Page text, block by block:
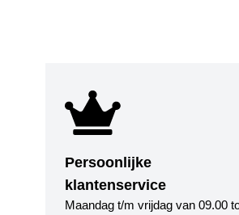
Persoonlijke
klantenservice
Maandag t/m vrijdag van 09.00